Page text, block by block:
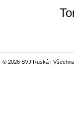
© 2026 SVJ Ruská |